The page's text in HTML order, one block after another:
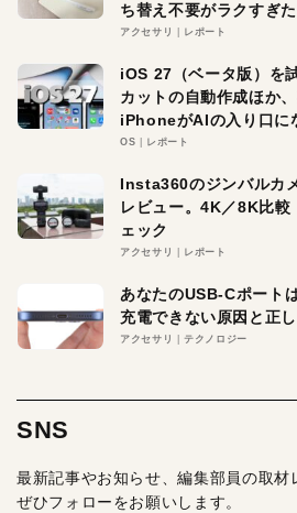
ち替え不要がラクすぎた
アクセサリ レポート
iOS 27（ベータ版）を
カットの自動作成ほか
iPhoneがAIの入り口に
OS レポート
Insta360のジンバルカ
レビュー。4K／8K比較
ェック
アクセサリ レポート
あなたのUSB-Cポート
充電できない原因と正
アクセサリ テクノロジー
SNS
最新記事やお知らせ、編集部員の取材
ぜひフォローをお願いします。